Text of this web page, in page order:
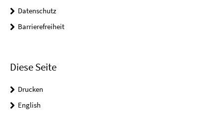
Datenschutz
Barrierefreiheit
Diese Seite
Drucken
English